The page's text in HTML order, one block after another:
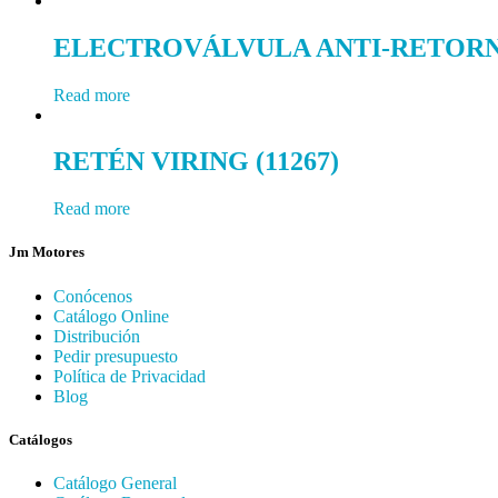
ELECTROVÁLVULA ANTI-
Read more
RETÉN VIRING (11267)
Read more
Jm Motores
Conócenos
Catálogo Online
Distribución
Pedir presupuesto
Política de Privacidad
Blog
Catálogos
Catálogo General